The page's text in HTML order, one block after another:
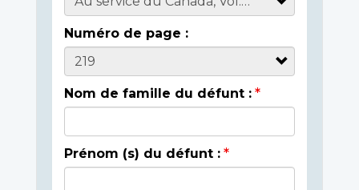
Numéro de page :
Nom de famille du défunt :
Prénom (s) du défunt :